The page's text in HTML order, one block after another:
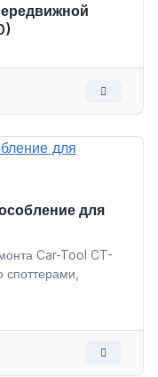
для
Car-Tool CT-